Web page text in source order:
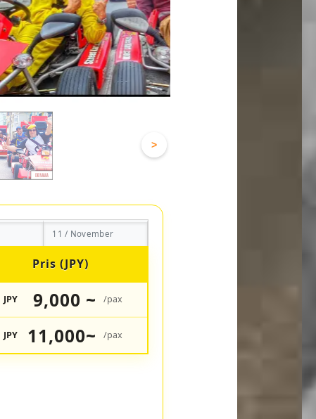
>
11 / November
Pris (JPY)
JPY 9,000 ~ /pax
JPY 11,000~ /pax